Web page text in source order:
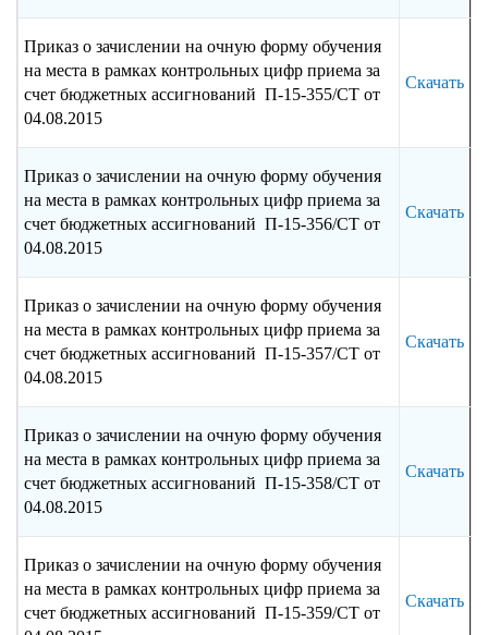
Приказ о зачислении на очную форму обучения
на места в рамках контрольных цифр приема за
счет бюджетных ассигнований П-15-355/СТ от
04.08.2015
Скачать
Приказ о зачислении на очную форму обучения
на места в рамках контрольных цифр приема за
счет бюджетных ассигнований П-15-356/СТ от
04.08.2015
Скачать
Приказ о зачислении на очную форму обучения
на места в рамках контрольных цифр приема за
счет бюджетных ассигнований П-15-357/СТ от
04.08.2015
Скачать
Приказ о зачислении на очную форму обучения
на места в рамках контрольных цифр приема за
счет бюджетных ассигнований П-15-358/СТ от
04.08.2015
Скачать
Приказ о зачислении на очную форму обучения
на места в рамках контрольных цифр приема за
счет бюджетных ассигнований П-15-359/СТ от
Скачать